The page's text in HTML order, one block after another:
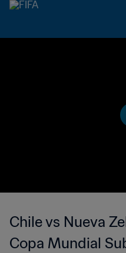
Chile vs Nueva
Copa Mundial